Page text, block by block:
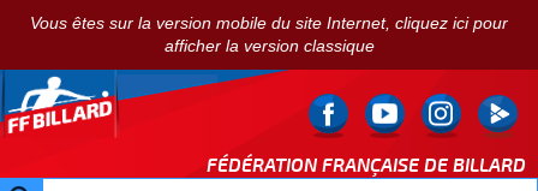
Vous êtes sur la version mobile du site Internet, cliquez ici pour
afficher la version classique
FÉDÉRATION FRANÇAISE DE BILLARD